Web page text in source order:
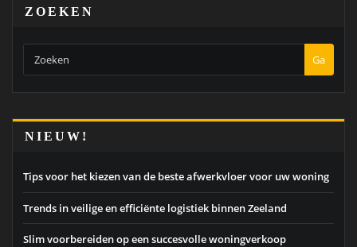
ZOEKEN
Ga
NIEUW!
Tips voor het kiezen van de beste afwerkvloer voor uw woning
Trends in veilige en efficiënte logistiek binnen Zeeland
Slim voorbereiden op een succesvolle woningverkoop